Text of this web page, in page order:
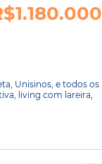
Unisinos, e todos os
living com lareira,